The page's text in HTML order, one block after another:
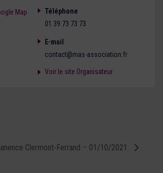
Map
Téléphone
01 39 73 73 73
E-mail
contact@mas-association.fr
Voir le site Organisateur
Clermont-Ferrand – 01/10/2021